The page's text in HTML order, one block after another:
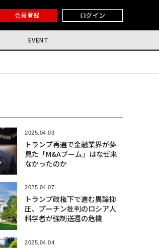
会員登録 ログイン
EVENT
2025.04.03
トランプ再選で金融業界が夢
見た「M&Aブーム」はなぜ来
なかったのか
2025.04.07
トランプ政権下で進む異論抑
圧、プーチン批判のロシア人
科学者が強制送還の危機
2025.04.04